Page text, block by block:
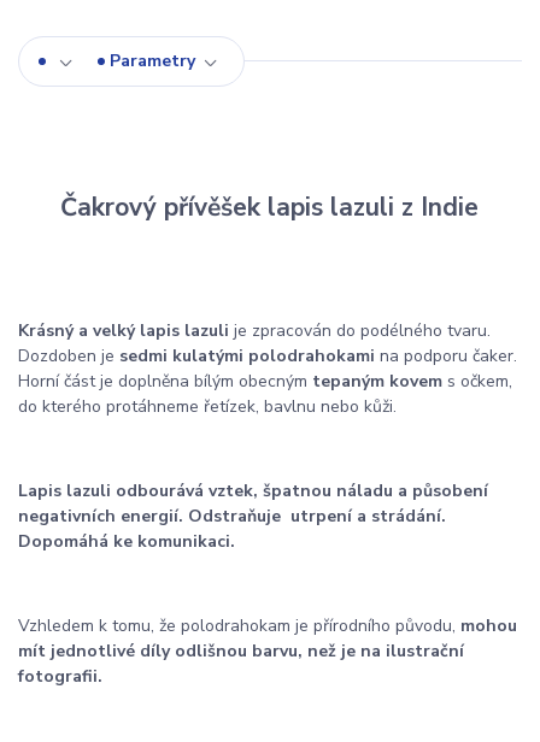
Parametry
Čakrový přívěšek lapis lazuli z Indie
Krásný a velký lapis lazuli je zpracován do podélného tvaru.
Dozdoben je sedmi kulatými polodrahokami na podporu čaker.
Horní část je doplněna bílým obecným tepaným kovem s očkem,
do kterého protáhneme řetízek, bavlnu nebo kůži.
Lapis lazuli odbourává vztek, špatnou náladu a působení
negativních energií. Odstraňuje utrpení a strádání.
Dopomáhá ke komunikaci.
Vzhledem k tomu, že polodrahokam je přírodního původu, mohou
mít jednotlivé díly odlišnou barvu, než je na ilustrační
fotografii.